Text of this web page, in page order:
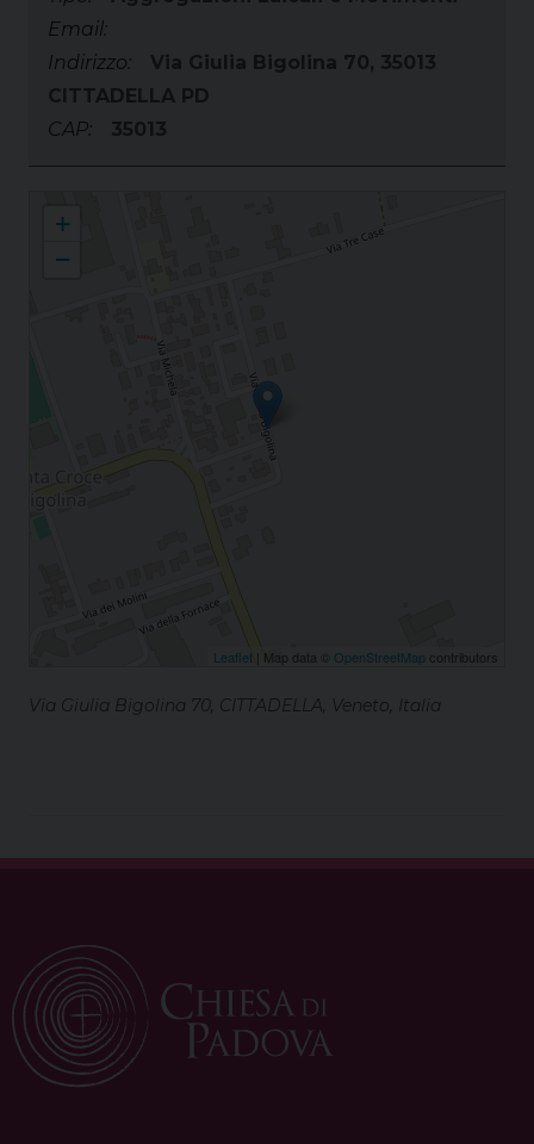
Email:
Indirizzo:
Via Giulia Bigolina 70, 35013
CITTADELLA PD
CAP:
35013
+
−
Leaflet | Map data © OpenStreetMap contributors
Via Giulia Bigolina 70, CITTADELLA, Veneto, Italia